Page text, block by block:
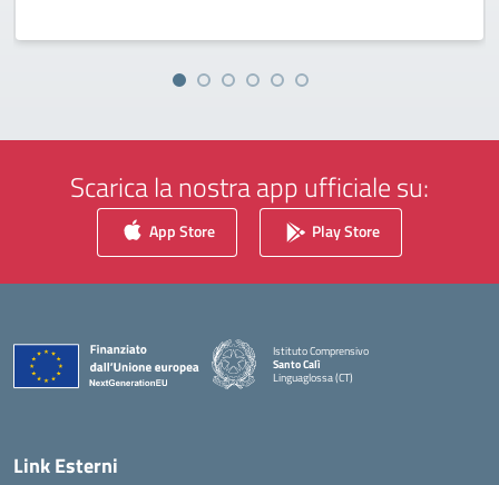
Scarica la nostra app ufficiale su:
App Store Play Store
Istituto Comprensivo
Santo Calì
Linguaglossa (CT)
— Visita la pagina iniziale della scuola
Link Esterni